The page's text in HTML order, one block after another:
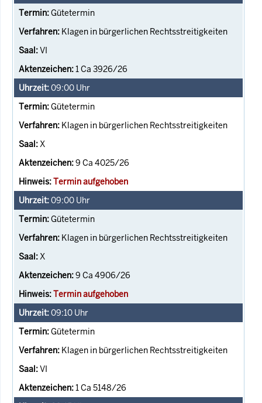
Gütetermin
Klagen in bürgerlichen Rechtsstreitigkeiten
VI
1 Ca 3926/26
09:00 Uhr
Gütetermin
Klagen in bürgerlichen Rechtsstreitigkeiten
X
9 Ca 4025/26
Termin aufgehoben
09:00 Uhr
Gütetermin
Klagen in bürgerlichen Rechtsstreitigkeiten
X
9 Ca 4906/26
Termin aufgehoben
09:10 Uhr
Gütetermin
Klagen in bürgerlichen Rechtsstreitigkeiten
VI
1 Ca 5148/26